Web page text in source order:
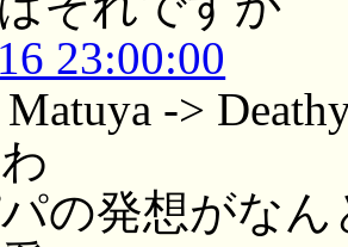
23:00:00
->
の発想がなん